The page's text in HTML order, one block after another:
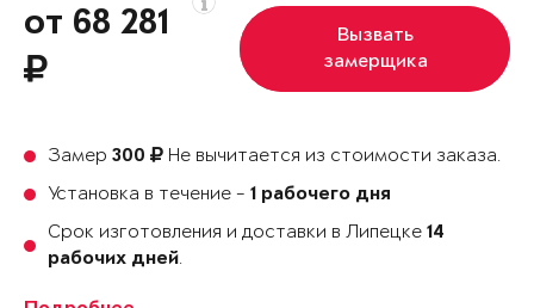
от 68 281
Вызвать
замерщика
Замер 300
Не вычитается из стоимости заказа.
Установка в течение - 1 рабочего дня
Срок изготовления и доставки в Липецке 14
рабочих дней.